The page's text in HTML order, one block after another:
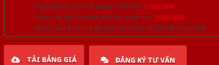
Quà tặng đồ nội thất trang trí lên đến 1.000.000đ
Giảm trực tiếp khi mua đơn hàng lớn hơn 3.000.000đ
Nhiều ưu đãi lớn khi đăng ký tài khoản thành viên thân thiết
TẢI BẢNG GIÁ ĐĂNG KÝ TƯ VẤN